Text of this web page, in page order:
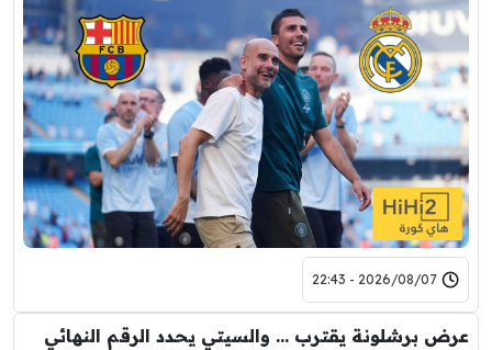
2026/08/07 - 22:43
عرض برشلونة يقترب … والسيتي يحدد الرقم النهائي